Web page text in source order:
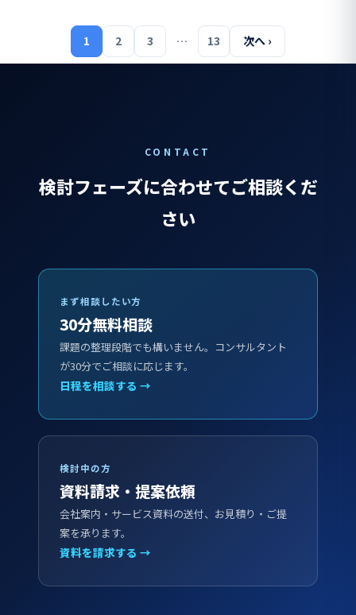
1 2 3 … 13 次へ ›
CONTACT
検討フェーズに合わせてご相談くだ
さい
まず相談したい方
30分無料相談
課題の整理段階でも構いません。コンサルタント
が30分でご相談に応じます。
日程を相談する →
検討中の方
資料請求・提案依頼
会社案内・サービス資料の送付、お見積り・ご提
案を承ります。
資料を請求する →